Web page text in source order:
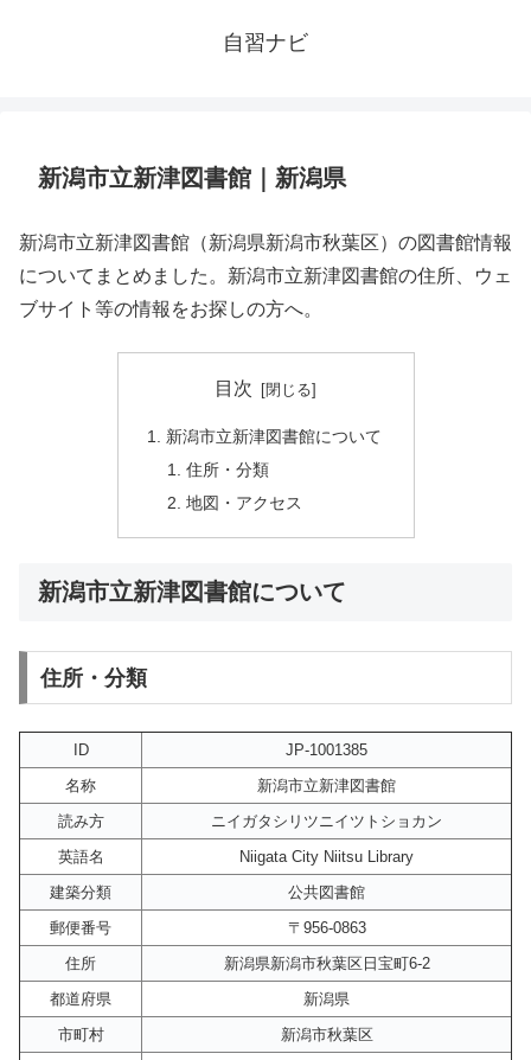
自習ナビ
新潟市立新津図書館｜新潟県
新潟市立新津図書館（新潟県新潟市秋葉区）の図書館情報
についてまとめました。新潟市立新津図書館の住所、ウェ
ブサイト等の情報をお探しの方へ。
目次
新潟市立新津図書館について
住所・分類
地図・アクセス
新潟市立新津図書館について
住所・分類
ID
JP-1001385
名称
新潟市立新津図書館
読み方
ニイガタシリツニイツトショカン
英語名
Niigata City Niitsu Library
建築分類
公共図書館
郵便番号
〒956-0863
住所
新潟県新潟市秋葉区日宝町6-2
都道府県
新潟県
市町村
新潟市秋葉区